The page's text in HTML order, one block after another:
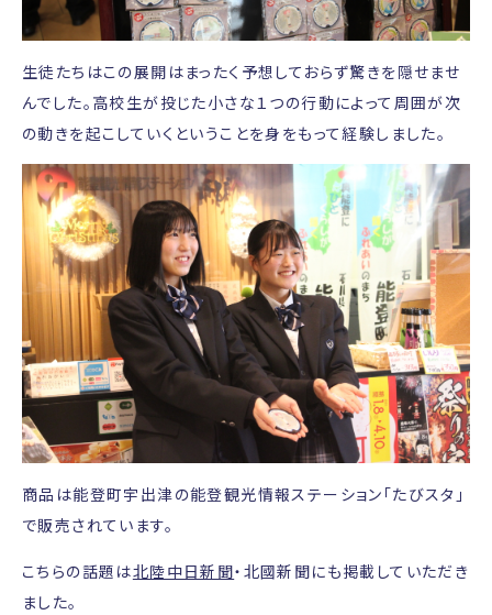
生徒たちはこの展開はまったく予想しておらず驚きを隠せませ
んでした。高校生が投じた小さな１つの行動によって周囲が次
の動きを起こしていくということを身をもって経験しました。
商品は能登町宇出津の能登観光情報ステーション「たびスタ」
で販売されています。
こちらの話題は北陸中日新聞・北國新聞にも掲載していただき
ました。